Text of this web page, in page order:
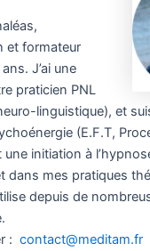
et formateur
J’ai une
praticien PNL
linguistique), et
(E.F.T,
une initiation à
dans mes pratiques
depuis de
:contact@meditam.fr